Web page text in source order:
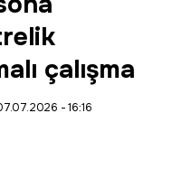
çalışma
- 16:16